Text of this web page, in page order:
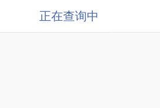
正在查询中